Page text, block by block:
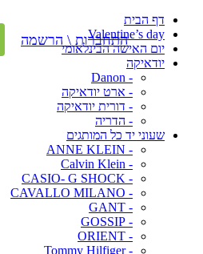
דף הבית
Valentine’s day
יום האישה הבינלאומי
יודאיקה
- Danon
- ארט יודאיקה
- דורית יודאיקה
- הדריה
שעוני יד כל המותגים
- ANNE KLEIN
- Calvin Klein
- CASIO- G SHOCK
- CAVALLO MILANO
- GANT
- GOSSIP
- ORIENT
- Tommy Hilfiger
התחברות \ הרשמה